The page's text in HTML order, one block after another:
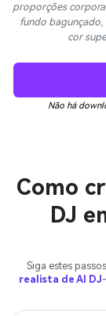
proporções
fundo
cor
Não há
Como
DJ
Siga estes
realista de AI DJ